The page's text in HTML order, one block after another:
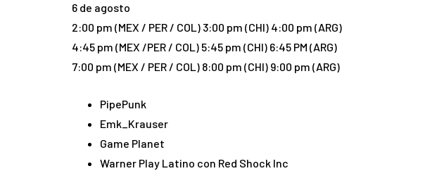
6 de agosto
2:00 pm (MEX / PER / COL) 3:00 pm (CHI) 4:00 pm (ARG)
4:45 pm (MEX /PER / COL) 5:45 pm (CHI) 6:45 PM (ARG)
7:00 pm (MEX / PER / COL) 8:00 pm (CHI) 9:00 pm (ARG)
PipePunk
Emk_Krauser
Game Planet
Warner Play Latino con Red Shock Inc